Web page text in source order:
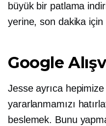
büyük bir patlama
yerine, son dakika için
Google
Jesse ayrıca
yararlanmamızı
beslemek. Bunu